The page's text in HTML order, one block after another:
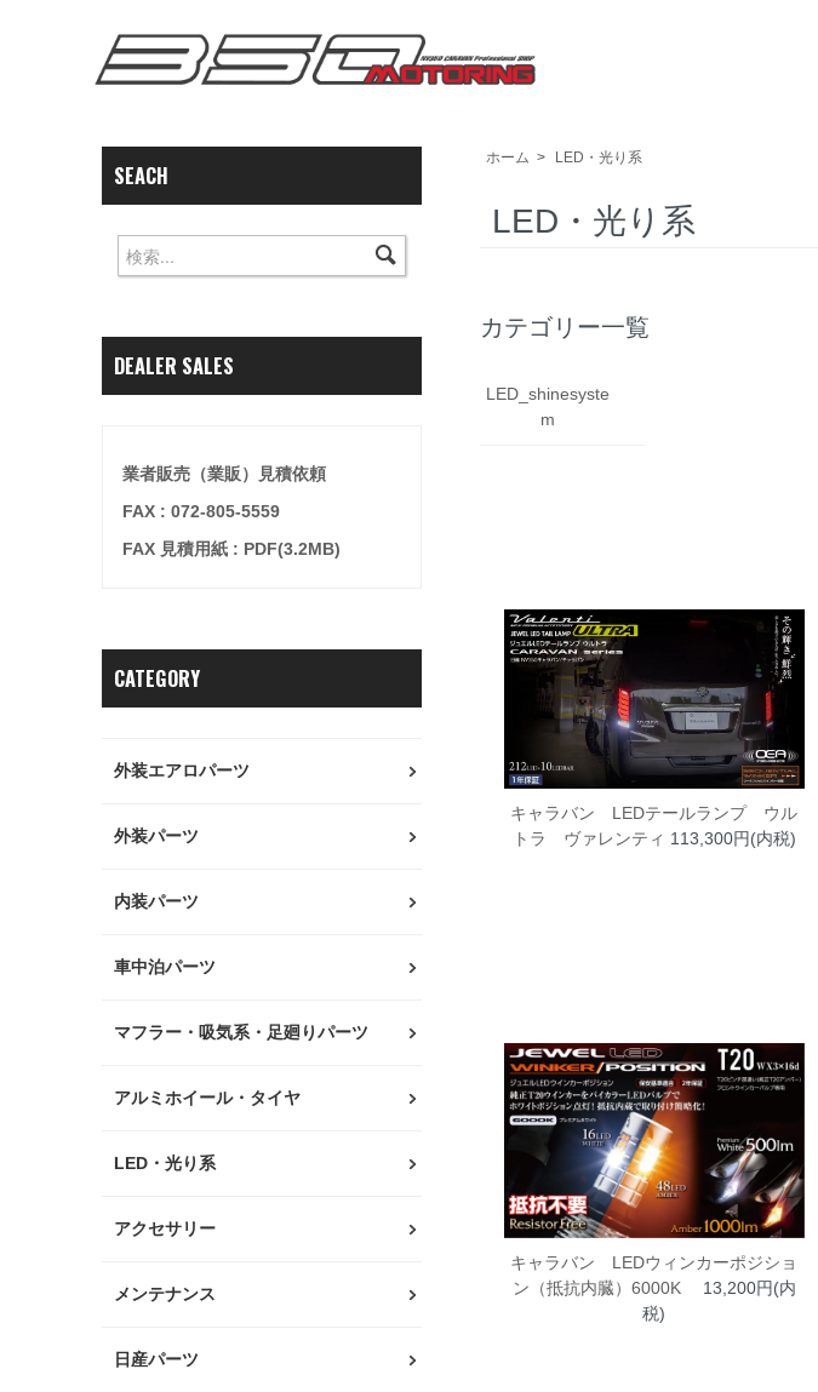
ホーム > LED・光り系
LED・光り系
カテゴリー一覧
LED_shinesyste
m
キャラバン LEDテールランプ ウル
トラ ヴァレンティ 113,300円(内税)
キャラバン LEDウィンカーポジショ
ン（抵抗内臓）6000K
13,200円(内
税)
SEACH
DEALER SALES
業者販売（業販）見積依頼
FAX : 072-805-5559
FAX 見積用紙 : PDF(3.2MB)
CATEGORY
外装エアロパーツ
外装パーツ
内装パーツ
車中泊パーツ
マフラー・吸気系・足廻りパーツ
アルミホイール・タイヤ
LED・光り系
アクセサリー
メンテナンス
日産パーツ